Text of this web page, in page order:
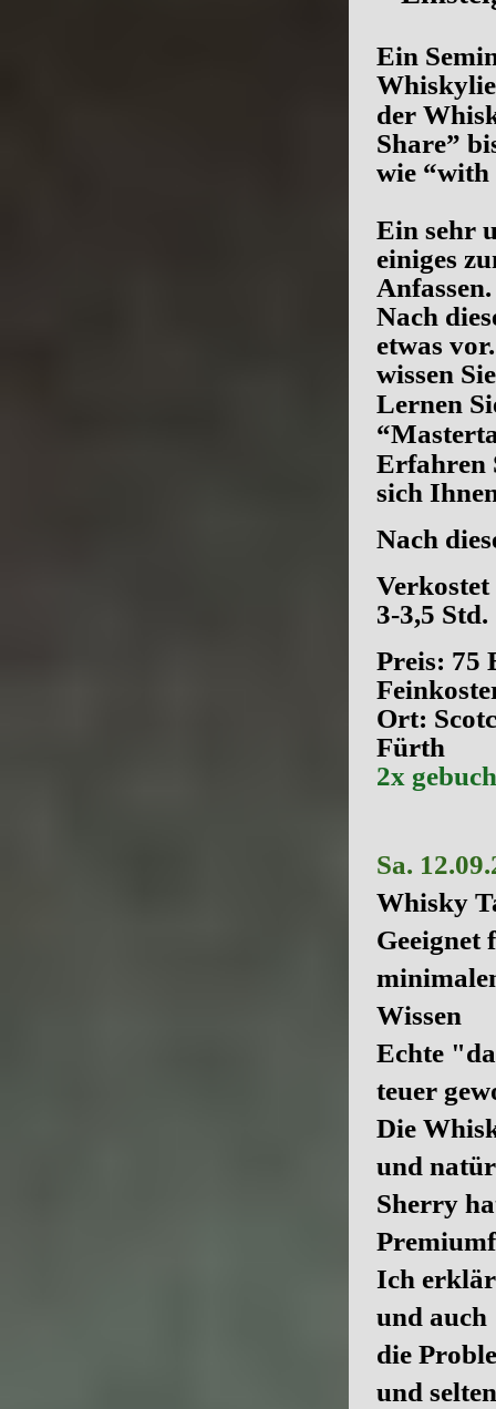
Ein
der
Share”
wie
Ein sehr
einiges
Anfassen.
Nach
etwas
wissen
Lernen
Erfahren
sich
Nach
3-3,5 Std.
Preis: 75
Ort:
Fürth
2x
Sa.
Whisky
Geeignet
Wissen
Echte
teuer
Die
und
Sherry
Ich
und auch
die
und